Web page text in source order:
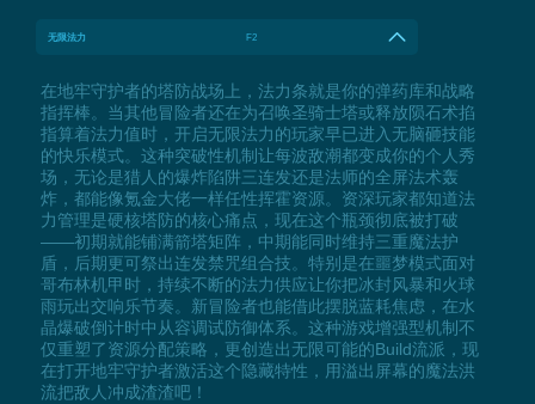
无限法力 F2
在地牢守护者的塔防战场上，法力条就是你的弹药库和战略
指挥棒。当其他冒险者还在为召唤圣骑士塔或释放陨石术掐
指算着法力值时，开启无限法力的玩家早已进入无脑砸技能
的快乐模式。这种突破性机制让每波敌潮都变成你的个人秀
场，无论是猎人的爆炸陷阱三连发还是法师的全屏法术轰
炸，都能像氪金大佬一样任性挥霍资源。资深玩家都知道法
力管理是硬核塔防的核心痛点，现在这个瓶颈彻底被打破
——初期就能铺满箭塔矩阵，中期能同时维持三重魔法护
盾，后期更可祭出连发禁咒组合技。特别是在噩梦模式面对
哥布林机甲时，持续不断的法力供应让你把冰封风暴和火球
雨玩出交响乐节奏。新冒险者也能借此摆脱蓝耗焦虑，在水
晶爆破倒计时中从容调试防御体系。这种游戏增强型机制不
仅重塑了资源分配策略，更创造出无限可能的Build流派，现
在打开地牢守护者激活这个隐藏特性，用溢出屏幕的魔法洪
流把敌人冲成渣渣吧！